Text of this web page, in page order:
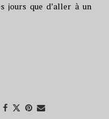
jours que d’aller à un